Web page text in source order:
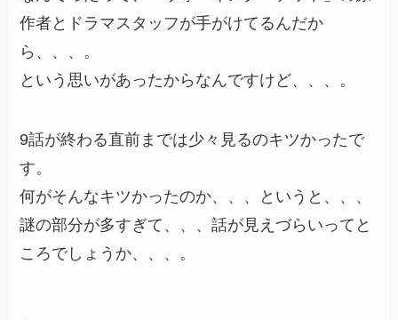
作者とドラマスタッフが手がけてるんだか
ら、、、。
という思いがあったからなんですけど、、、。
9話が終わる直前までは少々見るのキツかったで
す。
何がそんなキツかったのか、、、というと、、、
謎の部分が多すぎて、、、話が見えづらいってと
ころでしょうか、、、。